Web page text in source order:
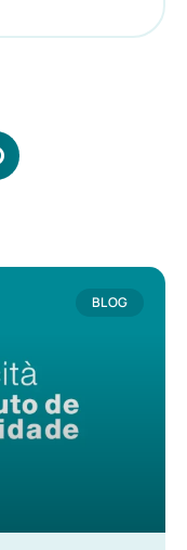
BLOG